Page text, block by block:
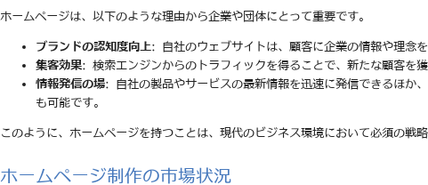
ホームページは、以下のような理由から企業や団体にとって重要です。
ブランドの認知度向上: 自社のウェブサイトは、顧客に企業の情報や理念を
集客効果: 検索エンジンからのトラフィックを得ることで、新たな顧客を獲
情報発信の場: 自社の製品やサービスの最新情報を迅速に発信できるほか
も可能です。
このように、ホームページを持つことは、現代のビジネス環境において必須の戦略
ホームページ制作の市場状況